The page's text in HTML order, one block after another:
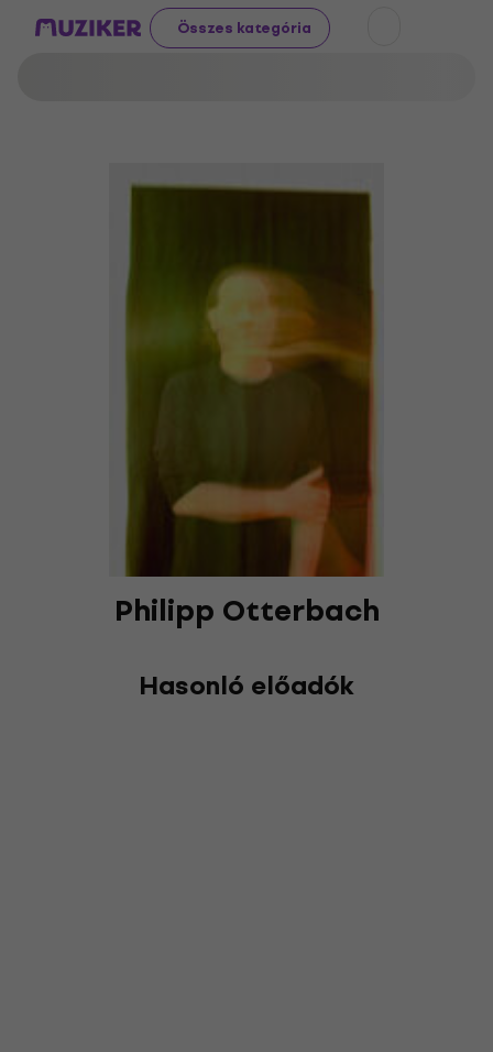
Összes kategória
Philipp Otterbach
Hasonló előadók